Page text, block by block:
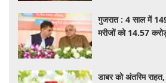
गुजरात : 4 साल में
मरीजों को 14.57
डाबर को अंतरिम राहत,